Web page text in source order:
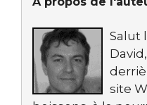
Salut
site